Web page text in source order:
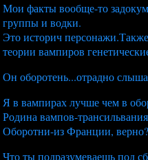
Мои факты вообще-то
группы и водки.
Это историч
теории вампиров
Он оборотень...отрадно
Я в вампирах лучше чем в
Родина вампов-
Оборотни-из Франции,
Что ты подразумеваешь под